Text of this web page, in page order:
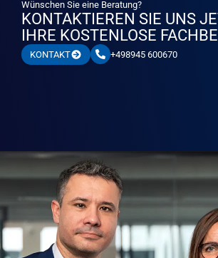
Wünschen Sie eine Beratung?
KONTAKTIEREN SIE UNS
IHRE KOSTENLOSE
KONTAKT +498945 600670